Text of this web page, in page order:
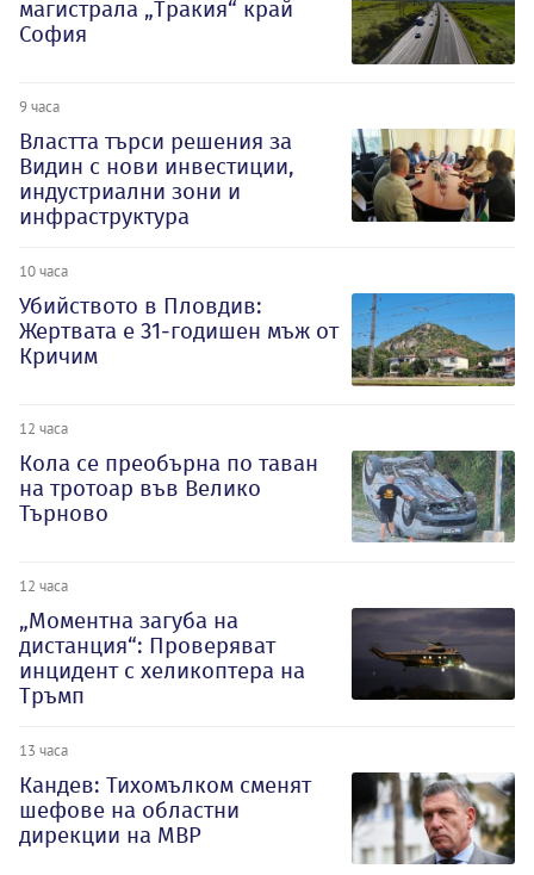
магистрала „Тракия“ край
София
9 часа
Властта търси решения за
Видин с нови инвестиции,
индустриални зони и
инфраструктура
10 часа
Убийството в Пловдив:
Жертвата е 31-годишен мъж от
Кричим
12 часа
Кола се преобърна по таван
на тротоар във Велико
Търново
12 часа
„Моментна загуба на
дистанция“: Проверяват
инцидент с хеликоптера на
Тръмп
13 часа
Кандев: Тихомълком сменят
шефове на областни
дирекции на МВР